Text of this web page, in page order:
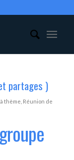
partages )
thème Réunion de